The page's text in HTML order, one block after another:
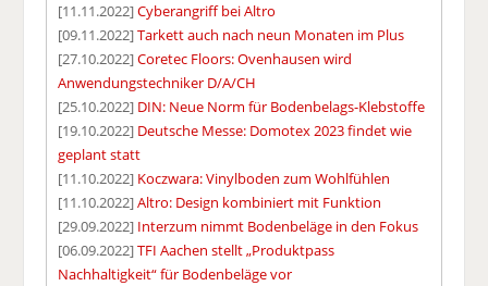
[11.11.2022]Cyberangriff bei Altro
[09.11.2022]Tarkett auch nach neun Monaten im Plus
[27.10.2022]Coretec Floors: Ovenhausen wird
Anwendungstechniker D/A/CH
[25.10.2022] DIN: Neue Norm für Bodenbelags-Klebstoffe
[19.10.2022] Deutsche Messe: Domotex 2023 findet wie
geplant statt
[11.10.2022] Koczwara: Vinylboden zum Wohlfühlen
[11.10.2022]Altro: Design kombiniert mit Funktion
[29.09.2022] Interzum nimmt Bodenbeläge in den Fokus
[06.09.2022]TFI Aachen stellt „Produktpass
Nachhaltigkeit“ für Bodenbeläge vor